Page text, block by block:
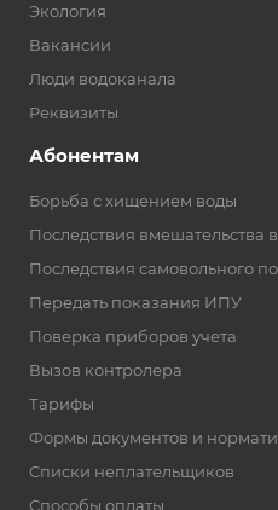
Экология
Вакансии
Люди водоканала
Реквизиты
Абонентам
Борьба с хищением воды
Последствия вмешательства
Последствия самовольного
Передать показания ИПУ
Поверка приборов учета
Вызов контролера
Тарифы
Формы документов и
Списки неплательщиков
Способы оплаты